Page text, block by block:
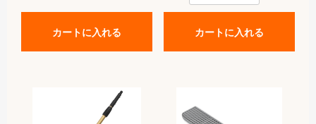
カートに入れる カートに入れる